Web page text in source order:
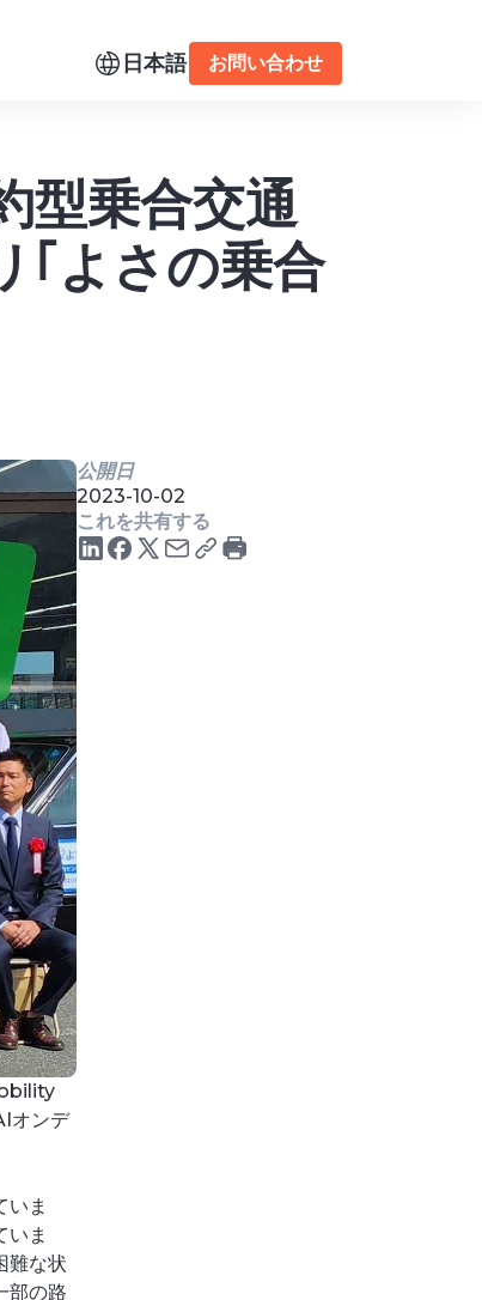
日本語 お問い合わせ
型乗合交通
｢よさの乗合
オンデ
いま
いま
難な状
部の路
公開日
2023-10-02
これを共有する